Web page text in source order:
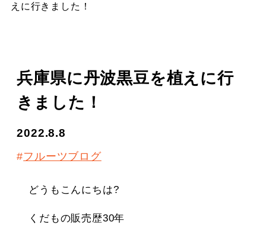
えに行きました！
兵庫県に丹波黒豆を植えに行
きました！
2022.8.8
フルーツブログ
どうもこんにちは?
くだもの販売歴30年